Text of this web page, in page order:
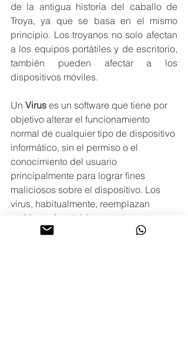
de la antigua historia del caballo de
Troya, ya que se basa en el mismo
principio. Los troyanos no solo afectan
a los equipos portátiles y de escritorio,
también pueden afectar a los
dispositivos móviles.
Un Virus es un software que tiene por
objetivo alterar el funcionamiento
normal de cualquier tipo de dispositivo
informático, sin el permiso o el
conocimiento del usuario
principalmente para lograr fines
maliciosos sobre el dispositivo. Los
virus, habitualmente, reemplazan
archivos ejecutables por otros
infectados con el código de este. Los